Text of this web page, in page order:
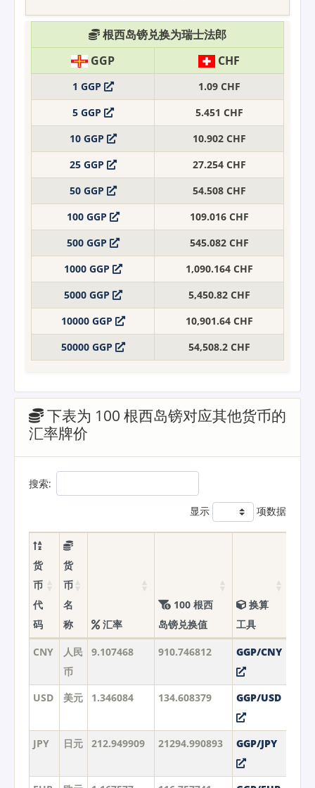
根西岛镑兑换为瑞士法郎
GGP
CHF
1 GGP
1.09 CHF
5 GGP
5.451 CHF
10 GGP
10.902 CHF
25 GGP
27.254 CHF
50 GGP
54.508 CHF
100 GGP
109.016 CHF
500 GGP
545.082 CHF
1000 GGP
1,090.164 CHF
5000 GGP
5,450.82 CHF
10000 GGP
10,901.64 CHF
50000 GGP
54,508.2 CHF
下表为 100 根西岛镑对应其他货币的
汇率牌价
搜索:
显示 项数据
货
币
代
码
货
币
名
称
汇率
100 根西
岛镑兑换值
换算
工具
CNY
人民
币
9.107468 910.746812 GGP/CNY
USD 美元 1.346084 134.608379 GGP/USD
JPY 日元 212.949909 21294.990893 GGP/JPY